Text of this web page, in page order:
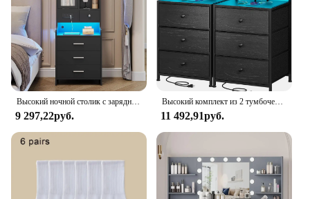
Высокий ночной столик с зарядной станцией, серый ночной стенд с ящиками и полками, прикроватный столик с стеклянной дверью
9 297,22руб.
Высокий комплект из 2 тумбочек с зарядной станцией и светодиодными лампочками, тумбочка с 3 ящиками и полками, прикроватный столик с USB-портами
11 492,91руб.